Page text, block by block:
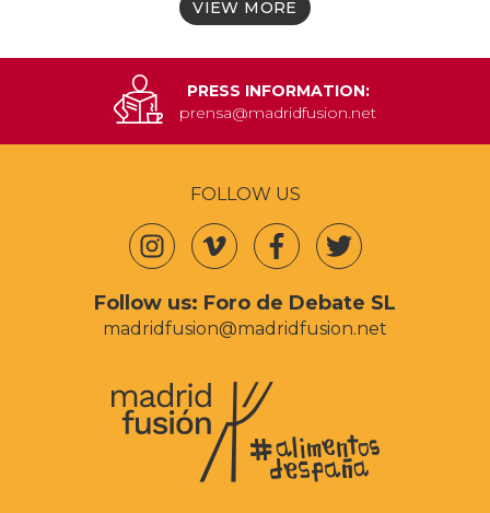
VIEW MORE
PRESS INFORMATION:
prensa@madridfusion.net
FOLLOW US
Follow us: Foro de Debate SL
madridfusion@madridfusion.net